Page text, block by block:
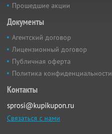
Прошедшие акции
Документы
Агентский договор
Лицензионный договор
Публичная оферта
Политика конфиденциальности
Контакты
sprosi@kupikupon.ru
Связаться с нами